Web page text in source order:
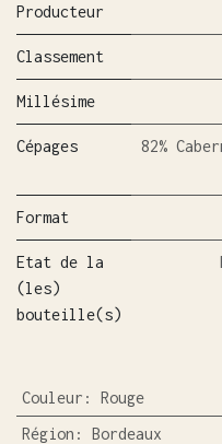
Producteur
Classement
Millésime
Cépages
82%
Format
Etat de la
(les)
bouteille(s)
Couleur : Rouge
Région : Bordeaux